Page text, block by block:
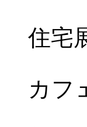
住宅
カフ